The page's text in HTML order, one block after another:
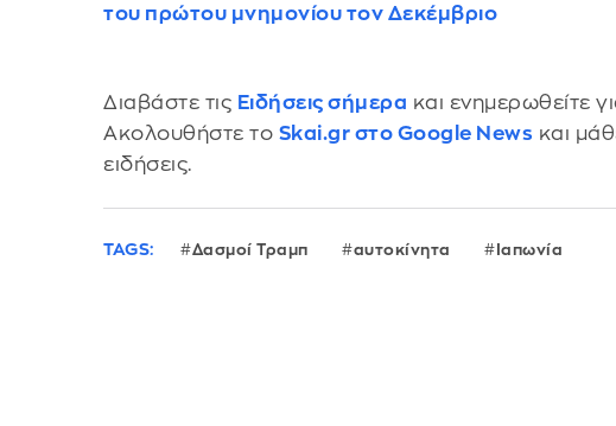
του πρώτου μνημονίου τον Δεκέμβριο
Διαβάστε τις Ειδήσεις σήμερα και ενημερωθείτε
Ακολουθήστε το Skai.gr στο Google News και
ειδήσεις.
TAGS: Δασμοί Τραμπ αυτοκίνητα Ιαπωνία